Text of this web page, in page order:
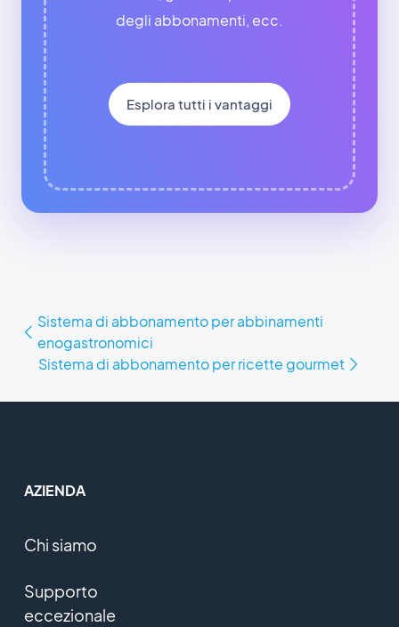
degli abbonamenti, ecc.
Esplora tutti i vantaggi
Sistema di abbonamento per abbinamenti
enogastronomici
Sistema di abbonamento per ricette gourmet
AZIENDA
Chi siamo
Supporto
eccezionale